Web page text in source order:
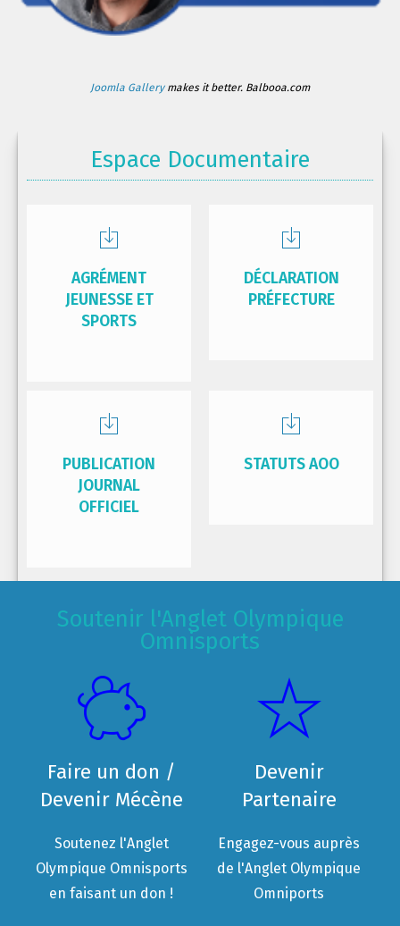
Joomla Gallerymakes it better. Balbooa.com
Espace Documentaire
AGRÉMENT
JEUNESSE ET
SPORTS
DÉCLARATION
PRÉFECTURE
PUBLICATION
JOURNAL
OFFICIEL
STATUTS AOO
Soutenir l'Anglet Olympique
Omnisports
Faire un don /
Devenir Mécène
Soutenez l'Anglet
Olympique Omnisports
en faisant un don !
Devenir
Partenaire
Engagez-vous auprès
de l'Anglet Olympique
Omniports